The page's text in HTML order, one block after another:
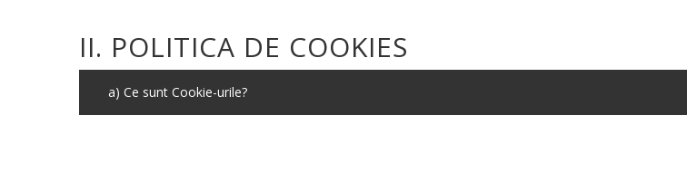
II. POLITICA DE COOKIES
a) Ce sunt Cookie-urile?